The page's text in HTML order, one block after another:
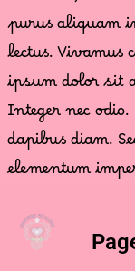
purus aliquam
lectus. Vivamus
ipsum dolor sit
Integer nec
dapibus diam.
elementum